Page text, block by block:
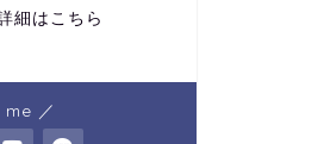
細はこちら
／